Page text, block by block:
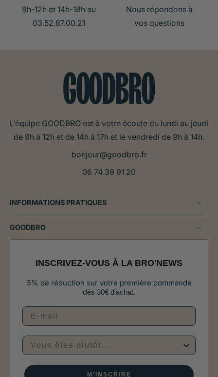
9h-12h et 14h-18h au
03.52.87.00.21
Nous répondons à
vos questions
L’équipe GOODBRO est à votre écoute du lundi au jeudi
de 9h à 12h et de 14h à 17h et le vendredi de 9h à 14h.
bonjour@goodbro.fr
06 74 39 91 20
INFORMATIONS PRATIQUES
GOODBRO
INSCRIVEZ-VOUS À LA BRO'NEWS
5% de réduction sur votre première commande
dès 30€ d'achat.
Vous êtes plutôt...
M’INSCRIRE